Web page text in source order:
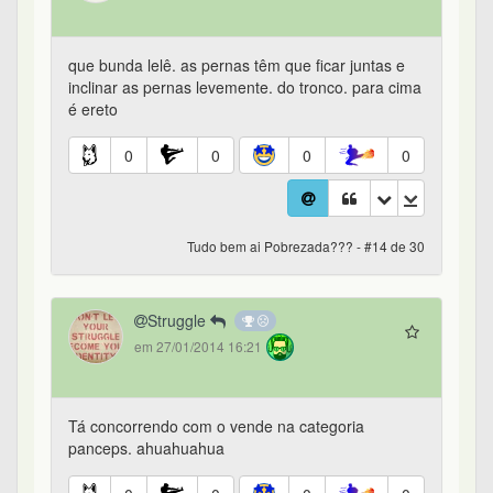
que bunda lelê. as pernas têm que ficar juntas e
inclinar as pernas levemente. do tronco. para cima
é ereto
0 0 0 0
Tudo bem ai Pobrezada??? - #14 de 30
Struggle
em 27/01/2014 16:21
Tá concorrendo com o vende na categoria
panceps. ahuahuahua